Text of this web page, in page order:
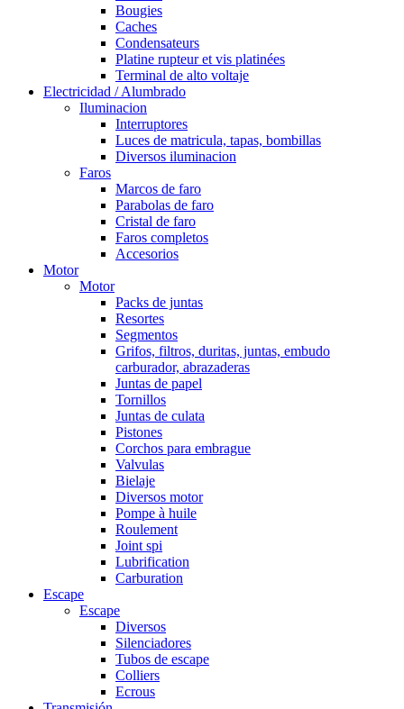
Bougies
Caches
Condensateurs
Platine rupteur et vis platinées
Terminal de alto voltaje
Electricidad / Alumbrado
Iluminacion
Interruptores
Luces de matricula, tapas, bombillas
Diversos iluminacion
Faros
Marcos de faro
Parabolas de faro
Cristal de faro
Faros completos
Accesorios
Motor
Motor
Packs de juntas
Resortes
Segmentos
Grifos, filtros, duritas, juntas, embudo
carburador, abrazaderas
Juntas de papel
Tornillos
Juntas de culata
Pistones
Corchos para embrague
Valvulas
Bielaje
Diversos motor
Pompe à huile
Roulement
Joint spi
Lubrification
Carburation
Escape
Escape
Diversos
Silenciadores
Tubos de escape
Colliers
Ecrous